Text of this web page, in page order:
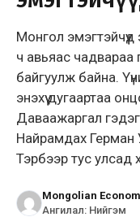
Монгол
ч авьяас чадвараа
байгуулж байна.
энэхүү дугаартаа
Даваажаргал
Найрамдах
Тэрбээр тус улсад
Mongolian
Ангилал: Нийгэм